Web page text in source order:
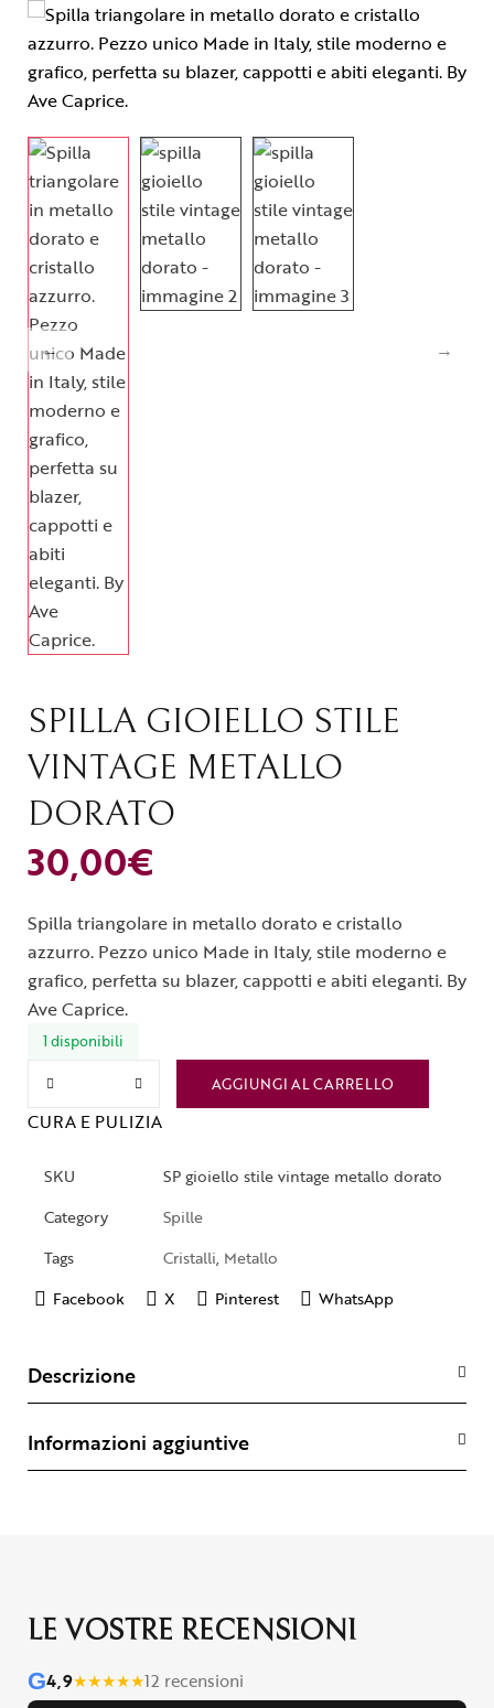
SPILLA GIOIELLO STILE
VINTAGE METALLO
DORATO
30,00€
Spilla triangolare in metallo dorato e cristallo
azzurro. Pezzo unico Made in Italy, stile moderno e
grafico, perfetta su blazer, cappotti e abiti eleganti. By
Ave Caprice.
1 disponibili
AGGIUNGI AL CARRELLO
CURA E PULIZIA
SKU
SP gioiello stile vintage metallo dorato
Category
Spille
Tags
Cristalli, Metallo
Facebook
X Pinterest WhatsApp
Descrizione
Informazioni aggiuntive
LE VOSTRE RECENSIONI
G4,9★★★★★12 recensioni